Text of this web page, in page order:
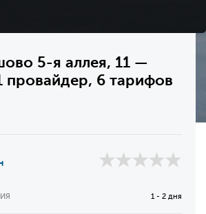
5-я аллея, 11 —
провайдер, 6 тарифов
1 - 2 дня